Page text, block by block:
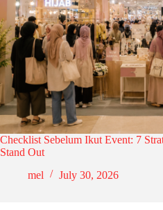
Checklist Sebelum Ikut Event: 7
Stand Out
mel
July 30, 2026